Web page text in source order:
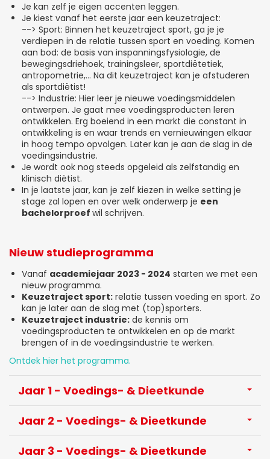
Je kan zelf je eigen accenten leggen.
Je kiest vanaf het eerste jaar een keuzetraject:
--> Sport: Binnen het keuzetraject sport, ga je je
verdiepen in de relatie tussen sport en voeding. Komen
aan bod: de basis van inspanningsfysiologie, de
bewegingsdriehoek, trainingsleer, sportdiëtetiek,
antropometrie,... Na dit keuzetraject kan je afstuderen
als sportdiëtist!
--> Industrie: Hier leer je nieuwe voedingsmiddelen
ontwerpen. Je gaat mee voedingsproducten leren
ontwikkelen. Erg boeiend in een markt die constant in
ontwikkeling is en waar trends en vernieuwingen elkaar
in hoog tempo opvolgen. Later kan je aan de slag in de
voedingsindustrie.
Je wordt ook nog steeds opgeleid als zelfstandig en
klinisch diëtist.
In je laatste jaar, kan je zelf kiezen in welke setting je
stage zal lopen en over welk onderwerp je een
bachelorproef wil schrijven.
Nieuw studieprogramma
Vanaf academiejaar 2023 - 2024 starten we met een
nieuw programma.
Keuzetraject sport: relatie tussen voeding en sport. Zo
kan je later aan de slag met (top)sporters.
Keuzetraject industrie: de kennis om
voedingsproducten te ontwikkelen en op de markt
brengen of in de voedingsindustrie te werken.
Ontdek hier het programma.
Jaar 1 - Voedings- & Dieetkunde
Jaar 2 - Voedings- & Dieetkunde
Jaar 3 - Voedings- & Dieetkunde